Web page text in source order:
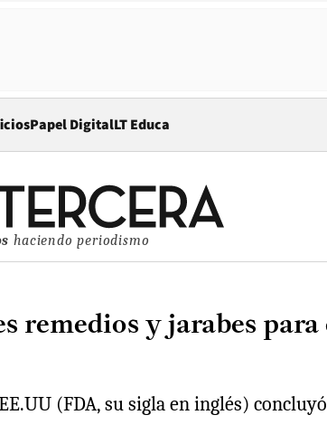
Papel DigitalOpens in new window
LT Educa
haciendo periodismo
remedios y jarabes
(FDA, su sigla en inglés)